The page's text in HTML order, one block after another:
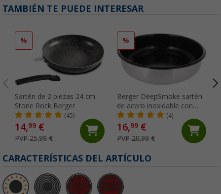
TAMBIÉN TE PUEDE INTERESAR
%
Sartén de 2 piezas 24 cm
Stone Rock Berger
(45)
14,99 €
PVP 25,99 €
%
Berger DeepSmoke sartén
de acero inoxidable con
revestimiento cerámico Ø
24 cm
(4)
16,99€
PVP 20,99 €
CARACTERÍSTICAS DEL ARTÍCULO